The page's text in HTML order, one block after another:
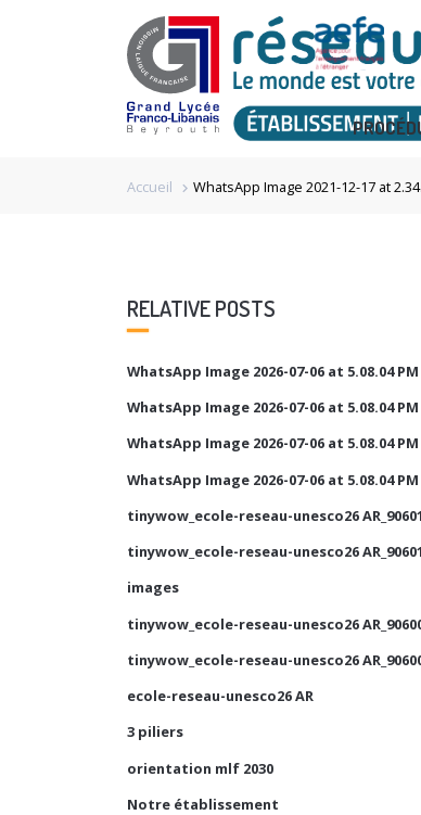
Accueil chevron_right WhatsApp Image 2021-12-17 at
RELATIVE POSTS
WhatsApp Image 2026-07-06 at 5.08.04 PM
WhatsApp Image 2026-07-06 at 5.08.04 PM
WhatsApp Image 2026-07-06 at 5.08.04 PM
WhatsApp Image 2026-07-06 at 5.08.04 PM
tinywow_ecole-reseau-unesco26
tinywow_ecole-reseau-unesco26
images
tinywow_ecole-reseau-unesco26
tinywow_ecole-reseau-unesco26
ecole-reseau-unesco26 AR
3 piliers
orientation mlf 2030
Notre établissement